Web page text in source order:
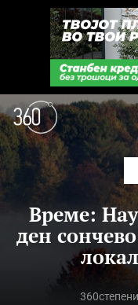
Време:
ден
360степени